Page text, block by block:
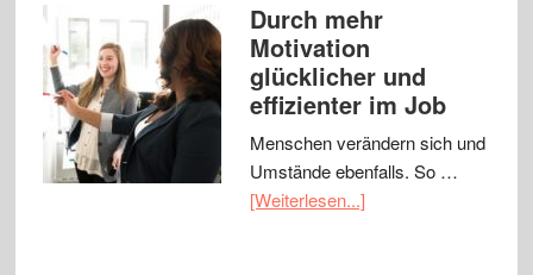
Durch mehr
Motivation
glücklicher und
effizienter im Job
Menschen verändern sich und
Umstände ebenfalls. So …
[Weiterlesen...]